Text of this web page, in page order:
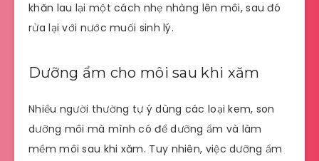
khăn lau lại một cách nhẹ nhàng lên môi, sau đó
rửa lại với nước muối sinh lý.
Dưỡng ẩm cho môi sau khi xăm
Nhiều người thường tự ý dùng các loại kem, son
dưỡng môi mà mình có để dưỡng ẩm và làm
mềm môi sau khi xăm. Tuy nhiên, việc dưỡng ẩm